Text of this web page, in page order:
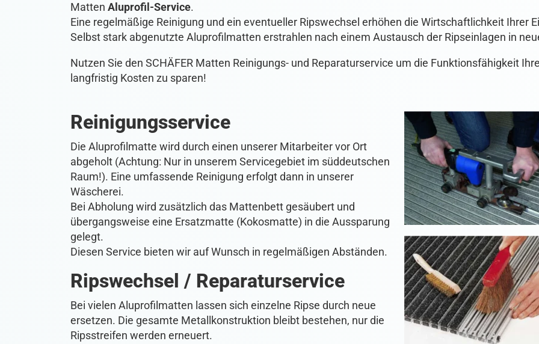
Matten Aluprofil-Service.
Eine regelmäßige Reinigung und ein eventueller Ripswechsel erhöhen die Wirtschaftlichkeit Ihrer
Selbst stark abgenutzte Aluprofilmatten erstrahlen nach einem Austausch der Ripseinlagen in
Nutzen Sie den SCHÄFER Matten Reinigungs- und Reparaturservice um die Funktionsfähigkeit
langfristig Kosten zu sparen!
Reinigungsservice
Die Aluprofilmatte wird durch einen unserer Mitarbeiter vor Ort
abgeholt (Achtung: Nur in unserem Servicegebiet im süddeutschen
Raum!). Eine umfassende Reinigung erfolgt dann in unserer
Wäscherei.
Bei Abholung wird zusätzlich das Mattenbett gesäubert und
übergangsweise eine Ersatzmatte (Kokosmatte) in die Aussparung
gelegt.
Diesen Service bieten wir auf Wunsch in regelmäßigen Abständen.
Ripswechsel / Reparaturservice
Bei vielen Aluprofilmatten lassen sich einzelne Ripse durch neue
ersetzen. Die gesamte Metallkonstruktion bleibt bestehen, nur die
Ripsstreifen werden erneuert.